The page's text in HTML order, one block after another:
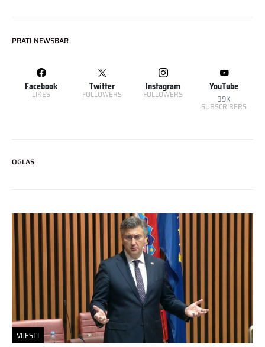
PRATI NEWSBAR
Facebook
LIKES
Twitter
FOLLOWERS
Instagram
FOLLOWERS
YouTube
39K
SUBSCRIBERS
OGLAS
VIJESTI